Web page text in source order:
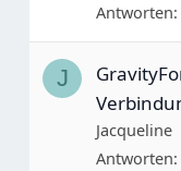
Antworten
J
Jacqueline
Antworten